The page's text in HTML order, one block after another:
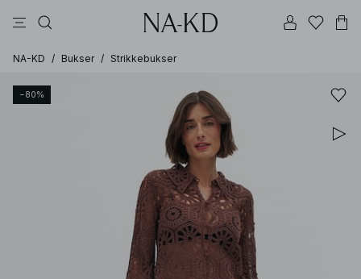
NA-KD / Bukser / Strikkebukser
−80%